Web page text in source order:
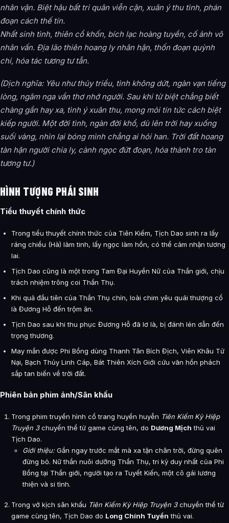
nhân vận. Biệt hậu bất tri quân viễn cận, xuân ý thu tình, phán
đoạn cách thế tín.
Nhất sinh tình, thiên cổ khốn, bích lạc hoàng tuyền, cố ảnh vô
nhân vấn. Địa lão thiên hoang ly nhân hận, thốn đoạn quỳnh
chi, hóa tác tương tư tẫn.
(Dịch nghĩa: Yêu như thủy triều, tình không dứt, ngàn vạn tiếng
lòng, ngâm nga vần thơ nhớ người. Sau khi từ biệt chẳng biết
chàng gần hay xa, tình ý xuân thu, mong mỏi tin tức cách biệt
kiếp người. Một đời tình, ngàn đời khổ, dù lên trời hay xuống
suối vàng, nhìn lại bóng mình chẳng ai hỏi han. Trời đất hoang
tàn hận người chia ly, cành ngọc đứt đoạn, hóa thành tro tàn
tương tư.)
HÌNH TƯỢNG PHÁI SINH
Tiểu thuyết chính thức
Trong tiểu thuyết chính thức của Tiên Kiếm, Tịch Dao sinh ra lấy
ráng chiều (Hà) làm tinh, lấy ngọc làm hồn, có thể cảm nhận tương
lai.
Tịch Dao cũng là một trong Tam Đại Huyền Nữ của Thần giới, chịu
trách nhiệm trông coi Thần Thụ.
Khi quả đầu tiên của Thần Thụ chín, loài chim yêu quái thượng cổ
là Đương Hỗ đến trộm ăn.
Tịch Dao sau khi thu phục Đương Hỗ đã lơ là, bị đánh lén dẫn đến
trọng thương.
May mắn được Phi Bồng dùng Thanh Tân Bích Địch, Viên Khâu Tử
Nại, Bạch Thủy Linh Cáp, Bát Thiên Xích Giới cứu vãn hồn phách
sắp tan biến về trời đất.
Phiên bản phim ảnh/Sân khấu
Trong phim truyền hình cổ trang huyền huyễn Tiên Kiếm Kỳ Hiệp
Truyện 3chuyển thể từ game cùng tên, do Dương Mịch thủ vai
Tịch Dao.
Giới thiệu:Gần ngay trước mắt mà xa tận chân trời, đừng quên
đừng bỏ. Nữ thần nuôi dưỡng Thần Thụ, tri kỷ duy nhất của Phi
Bồng tại Thần giới, người tạo ra Tuyết Kiến, một cô gái lương
thiện và si tình.
Trong vở kịch sân khấu Tiên Kiếm Kỳ Hiệp Truyện 3chuyển thể từ
game cùng tên, Tịch Dao do Long Chính Tuyền thủ vai.